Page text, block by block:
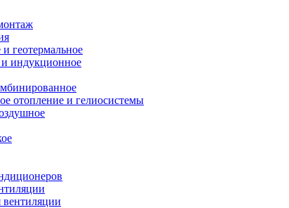
геотермальное
индукционное
отопление и гелиосистемы
вентиляции